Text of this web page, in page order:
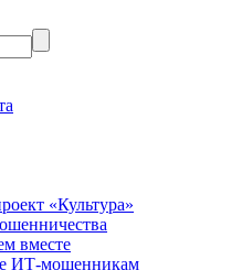
«Культура»
вместе
ИТ-мошенникам